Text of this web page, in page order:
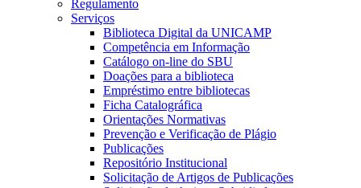
Regulamento
Serviços
Biblioteca Digital da UNICAMP
Competência em Informação
Catálogo on-line do SBU
Doações para a biblioteca
Empréstimo entre bibliotecas
Ficha Catalográfica
Orientações Normativas
Prevenção e Verificação de Plágio
Publicações
Repositório Institucional
Solicitação de Artigos de Publicações